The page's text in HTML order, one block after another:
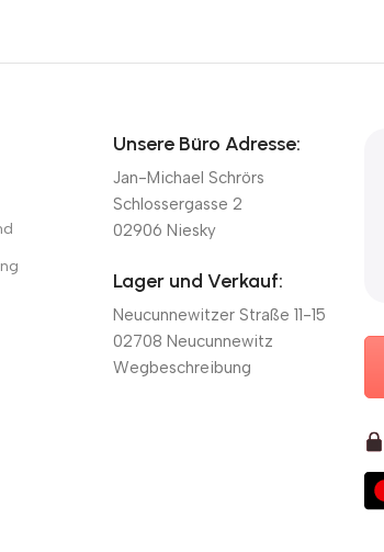
Unsere Büro Adresse:
Jan-Michael Schrörs
Schlossergasse 2
02906 Niesky
Lager und Verkauf:
Neucunnewitzer Straße 11-15
02708 Neucunnewitz
Wegbeschreibung